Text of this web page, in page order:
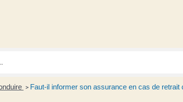
> Faut-il informer son assurance en cas de retrait